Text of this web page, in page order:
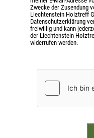
Technische Daten
Holzart: Fichte
Festigkeitsklasse: GL24c
Verklebung:
Zwecke der Zusendung
Liechtenstein Holztreff
Datenschutzerklärung
freiwillig und kann
der Liechtenstein
widerrufen werden.